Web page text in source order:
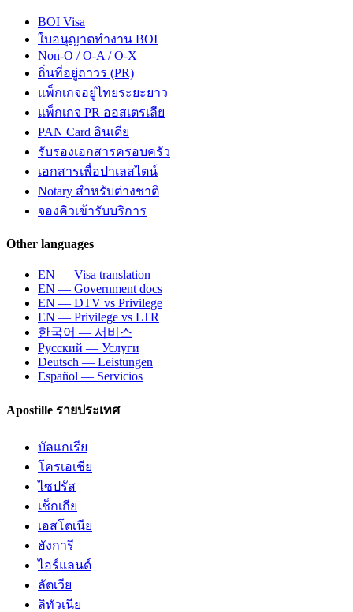
BOI Visa
ใบอนุญาตทำงาน BOI
Non-O / O-A / O-X
ถิ่นที่อยู่ถาวร (PR)
แพ็กเกจอยู่ไทยระยะยาว
แพ็กเกจ PR ออสเตรเลีย
PAN Card อินเดีย
รับรองเอกสารครอบครัว
เอกสารเพื่อปาเลสไตน์
Notary สำหรับต่างชาติ
จองคิวเข้ารับบริการ
Other languages
EN — Visa translation
EN — Government docs
EN — DTV vs Privilege
EN — Privilege vs LTR
한국어 — 서비스
Русский — Услуги
Deutsch — Leistungen
Español — Servicios
Apostille รายประเทศ
บัลแกเรีย
โครเอเชีย
ไซปรัส
เช็กเกีย
เอสโตเนีย
ฮังการี
ไอร์แลนด์
ลัตเวีย
ลิทัวเนีย